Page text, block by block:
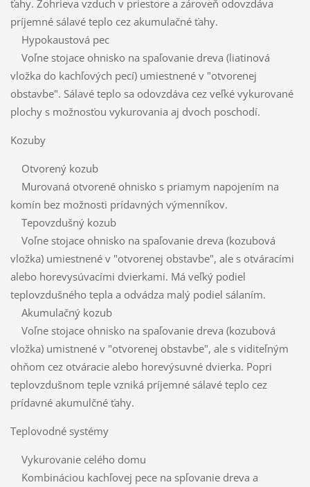
ťahy. Zohrieva vzduch v priestore a zároveň odovzdáva
príjemné sálavé teplo cez akumulačné ťahy.
Hypokaustová pec
Voľne stojace ohnisko na spaľovanie dreva (liatinová
vložka do kachľových pecí) umiestnené v "otvorenej
obstavbe". Sálavé teplo sa odovzdáva cez veľké vykurované
plochy s možnosťou vykurovania aj dvoch poschodí.
Kozuby
Otvorený kozub
Murovaná otvorené ohnisko s priamym napojením na
komín bez možnosti prídavných výmenníkov.
Tepovzdušný kozub
Voľne stojace ohnisko na spaľovanie dreva (kozubová
vložka) umiestnené v "otvorenej obstavbe", ale s otváracími
alebo horevysúvacími dvierkami. Má veľký podiel
teplovzdušného tepla a odvádza malý podiel sálaním.
Akumulačný kozub
Voľne stojace ohnisko na spaľovanie dreva (kozubová
vložka) umistnené v "otvorenej obstavbe", ale s viditeľným
ohňom cez otváracie alebo horevýsuvné dvierka. Popri
teplovzdušnom teple vzniká príjemné sálavé teplo cez
prídavné akumulčné ťahy.
Teplovodné systémy
Vykurovanie celého domu
Kombináciou kachľovej pece na spľovanie dreva a